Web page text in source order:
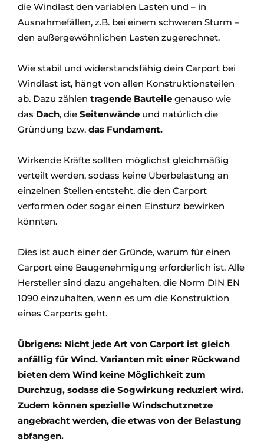
die Windlast den variablen Lasten und – in
Ausnahmefällen, z.B. bei einem schweren Sturm –
den außergewöhnlichen Lasten zugerechnet.
Wie stabil und widerstandsfähig dein Carport bei
Windlast ist, hängt von allen Konstruktionsteilen
ab. Dazu zählen tragende Bauteile genauso wie
das Dach, die Seitenwände und natürlich die
Gründung bzw. das Fundament.
Wirkende Kräfte sollten möglichst gleichmäßig
verteilt werden, sodass keine Überbelastung an
einzelnen Stellen entsteht, die den Carport
verformen oder sogar einen Einsturz bewirken
könnten.
Dies ist auch einer der Gründe, warum für einen
Carport eine Baugenehmigung erforderlich ist. Alle
Hersteller sind dazu angehalten, die Norm DIN EN
1090 einzuhalten, wenn es um die Konstruktion
eines Carports geht.
Übrigens: Nicht jede Art von Carport ist gleich
anfällig für Wind. Varianten mit einer Rückwand
bieten dem Wind keine Möglichkeit zum
Durchzug, sodass die Sogwirkung reduziert wird.
Zudem können spezielle Windschutznetze
angebracht werden, die etwas von der Belastung
abfangen.